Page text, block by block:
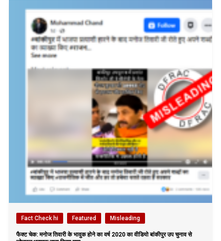
Fact Check hi Featured Misleading
फैक्ट चेक: मनोज तिवारी के भावुक होने का वर्ष 2020 का वीडियो बांकीपुर उप चुनाव से